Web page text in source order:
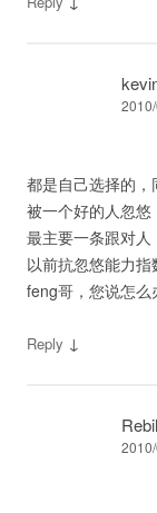
都是自己选择的
被一个好的人忽悠
最主要一条跟对人
以前抗忽悠能力
feng哥，您说怎么
Reply ↓